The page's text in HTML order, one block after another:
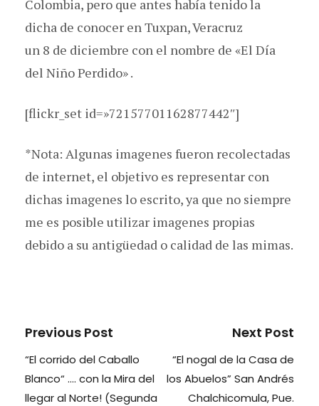
Colombia, pero que antes había tenido la
dicha de conocer en Tuxpan, Veracruz
un 8 de diciembre con el nombre de «El Día
del Niño Perdido» .
[flickr_set id=»72157701162877442″]
*Nota: Algunas imagenes fueron recolectadas
de internet, el objetivo es representar con
dichas imagenes lo escrito, ya que no siempre
me es posible utilizar imagenes propias
debido a su antigüedad o calidad de las mimas.
Previous Post
“El corrido del Caballo
Blanco“ …. con la Mira del
llegar al Norte! (Segunda
Next Post
“El nogal de la Casa de
los Abuelos” San Andrés
Chalchicomula, Pue.